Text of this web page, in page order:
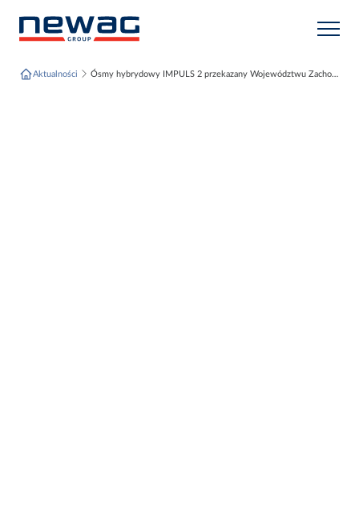
Aktualności Ósmy hybrydowy IMPULS 2 przekazany Województwu Zachodniopomorskiemu